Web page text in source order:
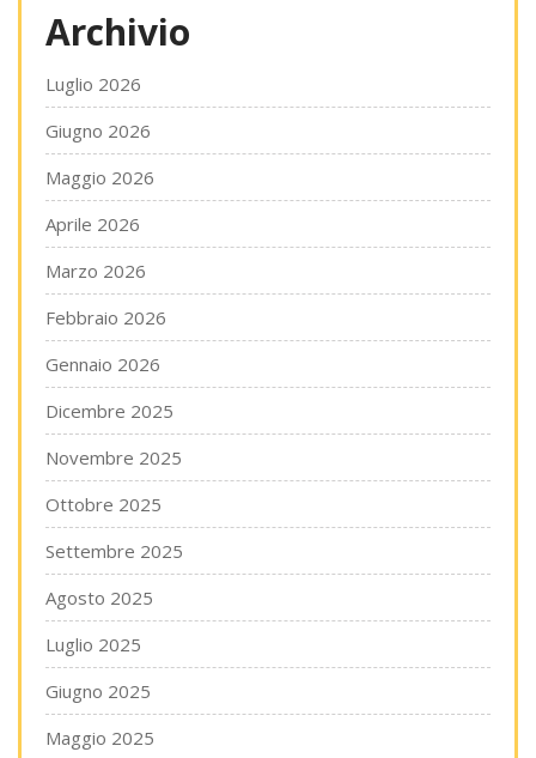
Archivio
Luglio 2026
Giugno 2026
Maggio 2026
Aprile 2026
Marzo 2026
Febbraio 2026
Gennaio 2026
Dicembre 2025
Novembre 2025
Ottobre 2025
Settembre 2025
Agosto 2025
Luglio 2025
Giugno 2025
Maggio 2025